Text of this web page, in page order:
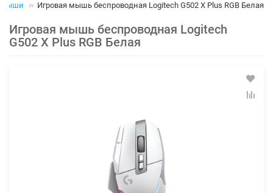
мыши Игровая мышь беспроводная Logitech G502 X Plus RGB Белая
Игровая мышь беспроводная Logitech
G502 X Plus RGB Белая